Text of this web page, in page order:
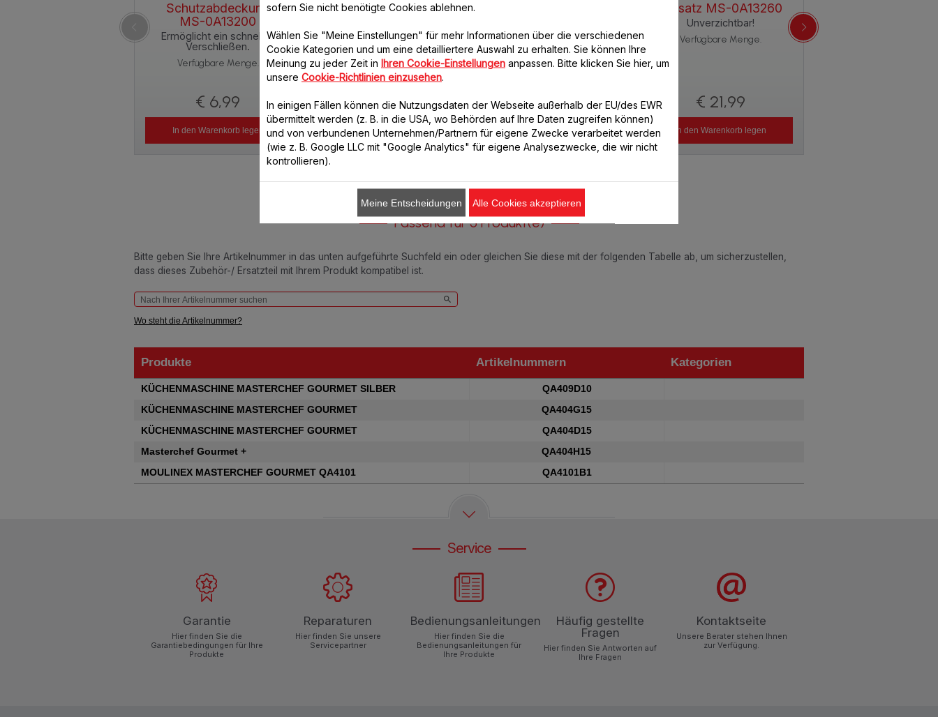
Schutzabdeckung
MS-0A13200
Ermöglicht ein schnelles
Verschließen.
Verfügbare Menge.
€ 6,99
In den Warenkorb legen
Fuß MS-0A13230
Betrieb Ihrer Geräte!
Verfügbare Menge.
€ 2,99
In den Warenkorb legen
Unverzichtbar!
Verfügbare Menge.
€ 3,99
In den Warenkorb legen
Aufsatz MS-0A13260
Unverzichtbar!
Verfügbare Menge.
€ 21,99
In den Warenkorb legen
Passend für 5 Produkt(e)
Bitte geben Sie Ihre Artikelnummer in das unten aufgeführte Suchfeld ein oder gleichen Sie diese mit der folgenden Tabelle ab, um sicherzustellen,
dass dieses Zubehör-/ Ersatzteil mit Ihrem Produkt kompatibel ist.
Wo steht die Artikelnummer?
Produkte Artikelnummern
Kategorien
Produkte
Artikelnummern
KÜCHENMASCHINE MASTERCHEF GOURMET SILBER
QA409D10
KÜCHENMASCHINE MASTERCHEF GOURMET
QA404G15
KÜCHENMASCHINE MASTERCHEF GOURMET
QA404D15
Masterchef Gourmet +
QA404H15
MOULINEX MASTERCHEF GOURMET QA4101
QA4101B1
Service
Garantie
Hier finden Sie die
Garantiebedingungen für Ihre
Produkte
Reparaturen
Hier finden Sie unsere
Servicepartner
Bedienungsanleitungen
Hier finden Sie die
Bedienungsanleitungen für
Ihre Produkte
Häufig gestellte
Fragen
Hier finden Sie Antworten auf
Ihre Fragen
Kontaktseite
Unsere Berater stehen Ihnen
zur Verfügung.
sofern Sie nicht benötigte Cookies ablehnen.
Wählen Sie "Meine Einstellungen" für mehr Informationen über die verschiedenen
Cookie Kategorien und um eine detailliertere Auswahl zu erhalten. Sie können Ihre
Meinung zu jeder Zeit in Ihren Cookie-Einstellungen anpassen. Bitte klicken Sie hier, um
unsere Cookie-Richtlinien einzusehen
In einigen Fällen können die Nutzungsdaten der Webseite außerhalb der EU/des EWR
übermittelt werden (z. B. in die USA, wo Behörden auf Ihre Daten zugreifen können)
und von verbundenen Unternehmen/Partnern für eigene Zwecke verarbeitet werden
(wie z. B. Google LLC mit "Google Analytics" für eigene Analysezwecke, die wir nicht
kontrollieren).
Meine Entscheidungen Alle Cookies akzeptieren